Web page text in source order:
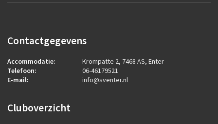
Contactgegevens
Accommodatie:
Krompatte 2, 7468 AS, Enter
Telefoon:
06-46179521
E-mail:
info@sventer.nl
Cluboverzicht